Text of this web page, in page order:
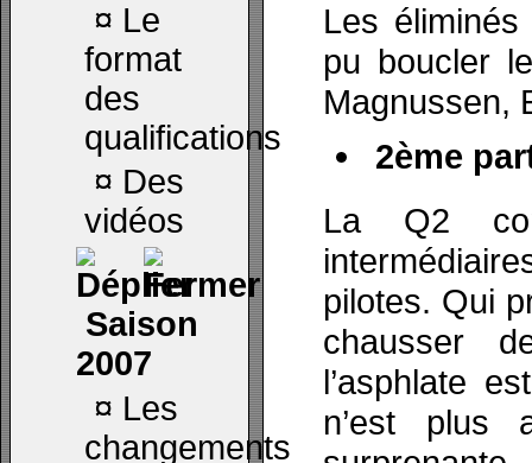
¤ Le
format
des
qualifications
¤ Des
vidéos
Saison
2007
¤ Les
changements
Les
pu boucler
Magnussen,
2ème
La Q2
pilotes. Qui
chausser
l’asphlate
n’est plus